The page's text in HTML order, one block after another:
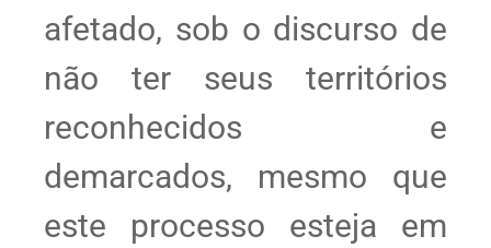
afetado, sob o discurso de
não ter seus territórios
reconhecidos e
demarcados, mesmo que
este processo esteja em